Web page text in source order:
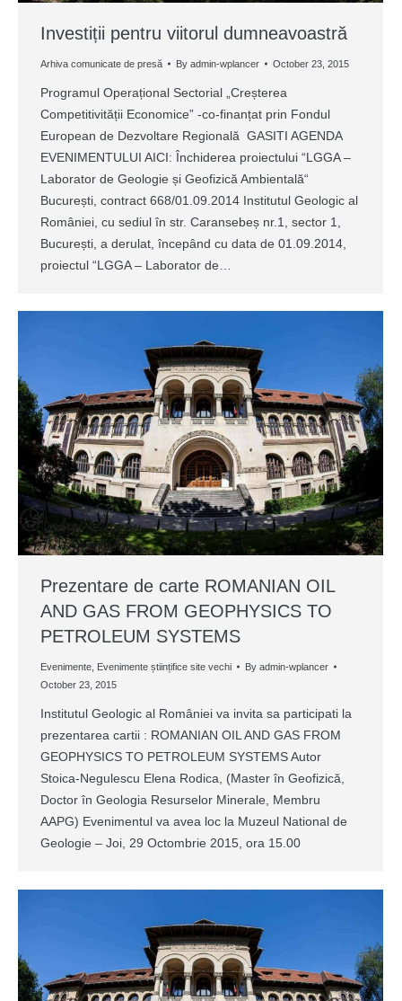
Investiții pentru viitorul dumneavoastră
Arhiva comunicate de presă By admin-wplancer October 23, 2015
Programul Operațional Sectorial „Creșterea
Competitivității Economice” -co-finanțat prin Fondul
European de Dezvoltare Regională GASITI AGENDA
EVENIMENTULUI AICI: Închiderea proiectului “LGGA –
Laborator de Geologie și Geofizică Ambientală“
București, contract 668/01.09.2014 Institutul Geologic al
României, cu sediul în str. Caransebeș nr.1, sector 1,
București, a derulat, începând cu data de 01.09.2014,
proiectul “LGGA – Laborator de…
Prezentare de carte ROMANIAN OIL
AND GAS FROM GEOPHYSICS TO
PETROLEUM SYSTEMS
Evenimente Evenimente științifice site vechi By admin-wplancer
October 23, 2015
Institutul Geologic al României va invita sa participati la
prezentarea cartii : ROMANIAN OIL AND GAS FROM
GEOPHYSICS TO PETROLEUM SYSTEMS Autor
Stoica-Negulescu Elena Rodica, (Master în Geofizică,
Doctor în Geologia Resurselor Minerale, Membru
AAPG) Evenimentul va avea loc la Muzeul National de
Geologie – Joi, 29 Octombrie 2015, ora 15.00